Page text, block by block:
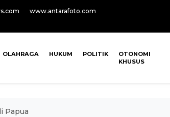
www.antarafoto.com
OLAHRAGA HUKUM POLITIK
OTONOMI
KHUSUS
Papua